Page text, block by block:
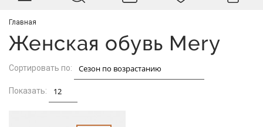
Главная
Женская обувь Mery
Сортировать по:
Показать: